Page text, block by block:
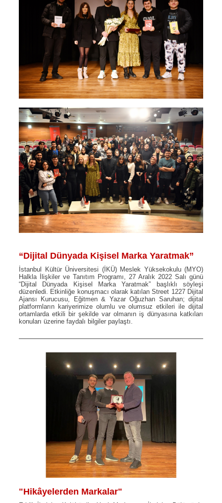
“Dijital Dünyada Kişisel Marka Yaratmak”
İstanbul Kültür Üniversitesi (İKÜ) Meslek Yüksekokulu (MYO)
Halkla İlişkiler ve Tanıtım Programı, 27 Aralık 2022 Salı günü
“Dijital Dünyada Kişisel Marka Yaratmak” başlıklı söyleşi
düzenledi. Etkinliğe konuşmacı olarak katılan Street 1227 Dijital
Ajansı Kurucusu, Eğitmen & Yazar Oğuzhan Saruhan; dijital
platformların kariyerimize olumlu ve olumsuz etkileri ile dijital
ortamlarda etkili bir şekilde var olmanın iş dünyasına katkıları
konuları üzerine faydalı bilgiler paylaştı.
"Hikâyelerden Markalar"